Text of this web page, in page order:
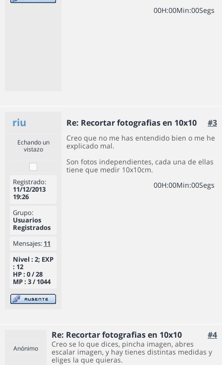
00H:00Min:00Segs
riu Re: Recortar fotografias en 10x10 #3
Echando un
vistazo
Registrado:
11/12/2013
19:26
Grupo:
Usuarios
Registrados
Mensajes: 11
Nivel : 2; EXP
: 12
HP : 0 / 28
MP : 3 / 1044
Creo que no me has entendido bien o me he
explicado mal.
Son fotos independientes, cada una de ellas
tiene que medir 10x10cm.
00H:00Min:00Segs
Re: Recortar fotografias en 10x10 #4
Anónimo
Creo se lo que dices, pincha imagen, abres
escalar imagen, y hay tienes distintas medidas y
eliges la que quieras.